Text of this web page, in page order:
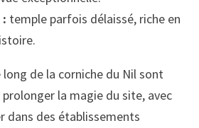
temple parfois délaissé, riche en
de la corniche du Nil sont
la magie du site, avec
dans des établissements